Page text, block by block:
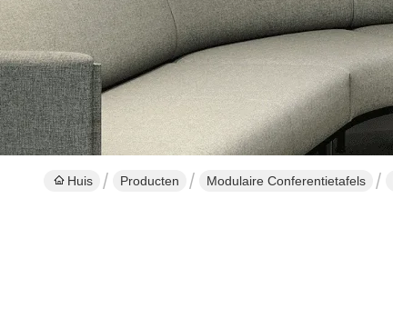
Huis Producten Modulaire Conferentietafels